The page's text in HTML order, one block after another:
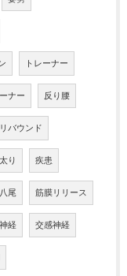
トレーナー
ナー 反り腰
リバウンド
り 疾患
八尾 筋膜リリース
経 交感神経